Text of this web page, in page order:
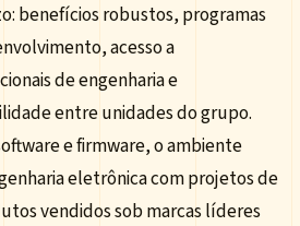
benefícios robustos, programas
acesso a
de engenharia e
entre unidades do grupo.
e firmware, o ambiente
eletrônica com projetos de
vendidos sob marcas líderes